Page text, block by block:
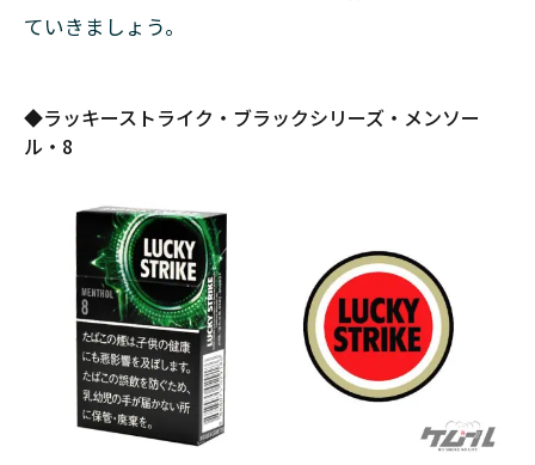
い値
コ
（紙
コ）
5.1
フィ
リッ
プモ
リス
5.2
ていきましょう。
◆ラッキーストライク・ブラックシリーズ・メンソー
ル・8